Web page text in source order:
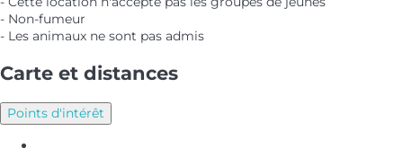
- Non-fumeur
- Les animaux ne sont pas admis
Carte et distances
Points d'intérêt